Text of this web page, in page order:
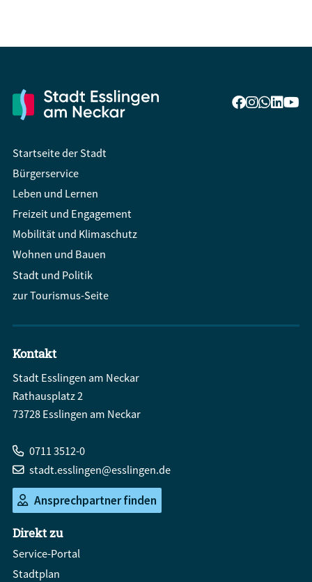
Startseite der Stadt
Bürgerservice
Leben und Lernen
Freizeit und Engagement
Mobilität und Klimaschutz
Wohnen und Bauen
Stadt und Politik
zur Tourismus-Seite
Kontakt
Stadt Esslingen am Neckar
Rathausplatz 2
73728 Esslingen am Neckar
0711 3512-0
stadt.esslingen@esslingen.de
Ansprechpartner finden
Direkt zu
Service-Portal
Stadtplan